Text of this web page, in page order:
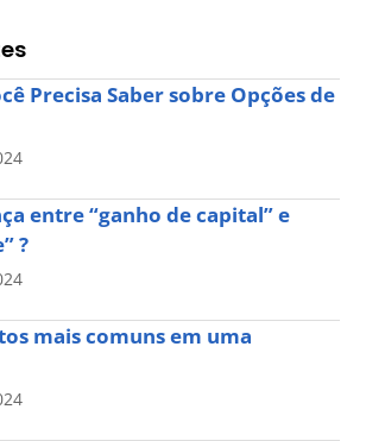
Precisa Saber sobre Opções de
entre “ganho de capital” e
?
mais comuns em uma